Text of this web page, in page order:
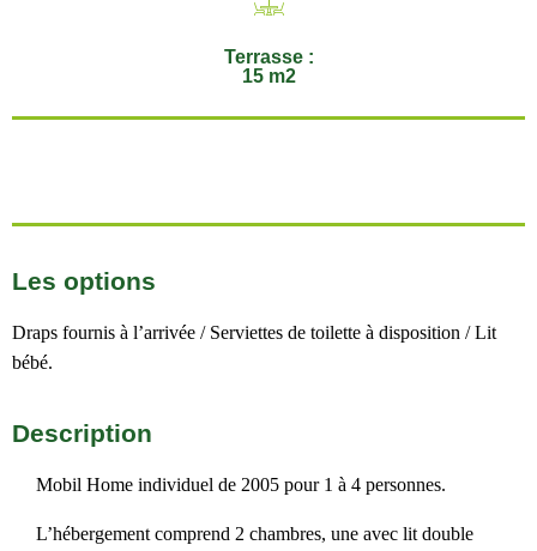
Terrasse :
15 m2
Les options
Draps fournis à l’arrivée / Serviettes de toilette à disposition / Lit
bébé.
Description
Mobil Home individuel de 2005 pour 1 à 4 personnes.
L’hébergement comprend 2 chambres, une avec lit double